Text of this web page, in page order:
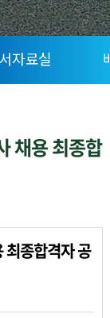
자료실
채용 최종합
최종합격자 공